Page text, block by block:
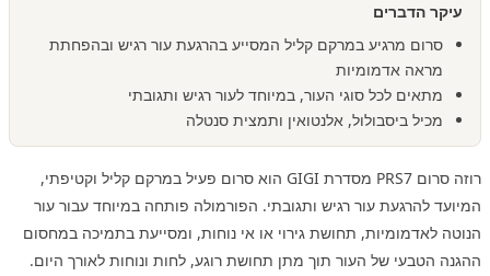
עיקר הדברים
סרום מרגיע במרקם קליל המסייע בהרגעת עור רגיש ובהפחתת
מראה אדמומיות
מתאים לכל סוגי העור, במיוחד לעור רגיש ותגובתי
מכיל ביסבולול, אלנטואין ותמצית סנטלה
רוזה סרום PRS7 מסדרת GIGI הוא סרום פעיל במרקם קליל וקטיפתי,
המיועד להרגעת עור רגיש ותגובתי. הפורמולה פותחה במיוחד עבור עור
הנוטה לאדמומיות, תחושת גירוי או אי נוחות, ומסייעת בתמיכה במחסום
ההגנה הטבעי של העור תוך מתן תחושת רוגע, לחות ונוחות לאורך היום.